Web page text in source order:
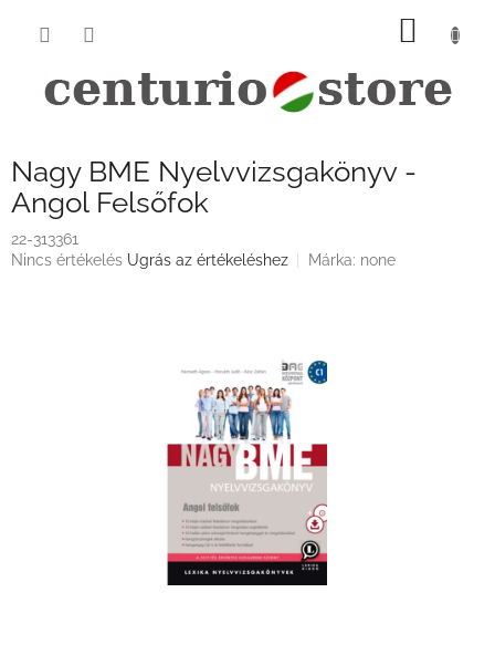
KOSÁR
Nagy BME Nyelvvizsgakönyv -
Angol Felsőfok
22-313361
A
Nincs értékelés Ugrás az értékeléshez Márka: none